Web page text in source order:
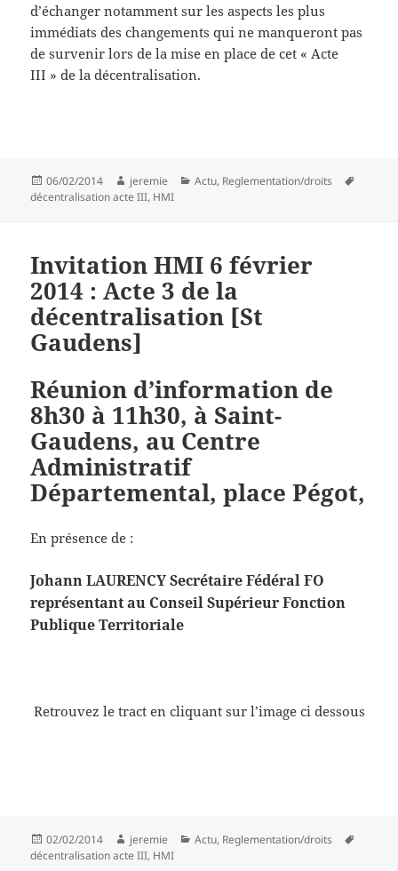
d’échanger notamment sur les aspects les plus
immédiats des changements qui ne manqueront pas
de survenir lors de la mise en place de cet « Acte
III » de la décentralisation.
Publié
le
06/02/2014 Auteur
jeremie Catégories
Actu, Reglementation/droits
décentralisation acte III, HMI
Invitation HMI 6 février
2014 : Acte 3 de la
décentralisation [St
Gaudens]
Réunion d’information de
8h30 à 11h30, à Saint-
Gaudens, au Centre
Administratif
Départemental, place Pégot,
En présence de :
Johann LAURENCY Secrétaire Fédéral FO
représentant au Conseil Supérieur Fonction
Publique Territoriale
Retrouvez le tract en cliquant sur l’image ci dessous
Publié
le
02/02/2014 Auteur
jeremie Catégories
Actu, Reglementation/droits
décentralisation acte III, HMI